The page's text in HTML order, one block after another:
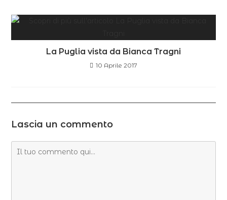
La Puglia vista da Bianca Tragni
10 Aprile 2017
Lascia un commento